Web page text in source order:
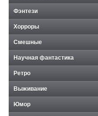
Фэнтези
Хорроры
Смешные
Научная фантастика
Ретро
Выживание
Юмор